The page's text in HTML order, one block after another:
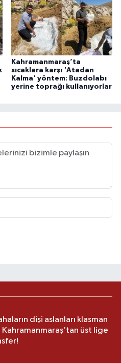
Kahramanmaraş’ta
sıcaklara karşı 'Atadan
Kalma' yöntem: Buzdolabı
yerine toprağı kullanıyorlar
dişi aslanları klasman
Kahramanmaraş’tan üst lige